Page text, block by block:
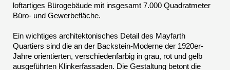
loftartiges Bürogebäude mit insgesamt 7.000 Quadratmeter
Büro- und Gewerbefläche.
Ein wichtiges architektonisches Detail des Mayfarth
Quartiers sind die an der Backstein-Moderne der 1920er-
Jahre orientierten, verschiedenfarbig in grau, rot und gelb
ausgeführten Klinkerfassaden. Die Gestaltung betont die